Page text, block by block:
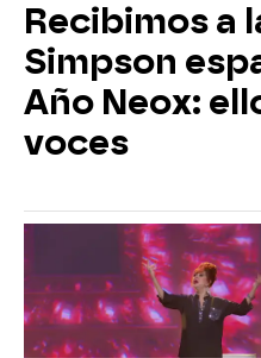
Recibimos a
Simpson
Año Neox:
voces